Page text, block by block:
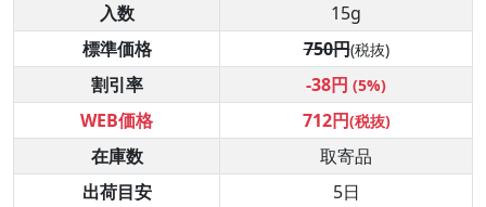
入数
15g
標準価格
750円(税抜)
割引率 -38円 (5%)
WEB価格 712円(税抜)
在庫数
取寄品
出荷目安
5日